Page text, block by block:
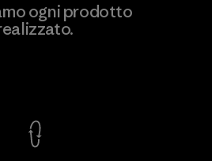
ogni prodotto